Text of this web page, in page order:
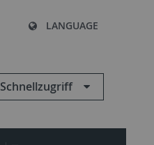
LANGUAGE
Schnellzugriff